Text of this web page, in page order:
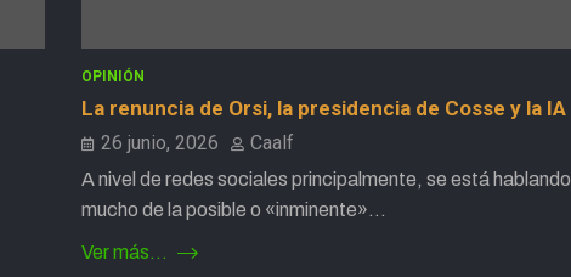
OPINIÓN
La renuncia de Orsi, la presidencia de Cosse y la IA
26 junio, 2026 Caalf
A nivel de redes sociales principalmente, se está hablando
mucho de la posible o «inminente»…
Ver más...